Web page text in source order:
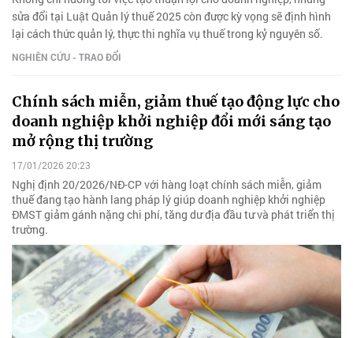
sửa đổi tại Luật Quản lý thuế 2025 còn được kỳ vọng sẽ định hình
lại cách thức quản lý, thực thi nghĩa vụ thuế trong kỷ nguyên số.
NGHIÊN CỨU - TRAO ĐỔI
Chính sách miễn, giảm thuế tạo động lực cho
doanh nghiệp khởi nghiệp đổi mới sáng tạo
mở rộng thị trường
17/01/2026 20:23
Nghị định 20/2026/NĐ-CP với hàng loạt chính sách miễn, giảm
thuế đang tạo hành lang pháp lý giúp doanh nghiệp khởi nghiệp
ĐMST giảm gánh nặng chi phí, tăng dư địa đầu tư và phát triển thị
trường.